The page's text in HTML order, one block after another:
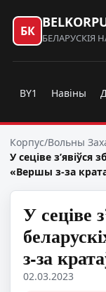
БК БЕЛАРУСКІЯ
BY1 Навіны
Корпус/Вольны
У сеціве з’явіўся
«Вершы з-за
У сеціве
з-за
02.03.2023